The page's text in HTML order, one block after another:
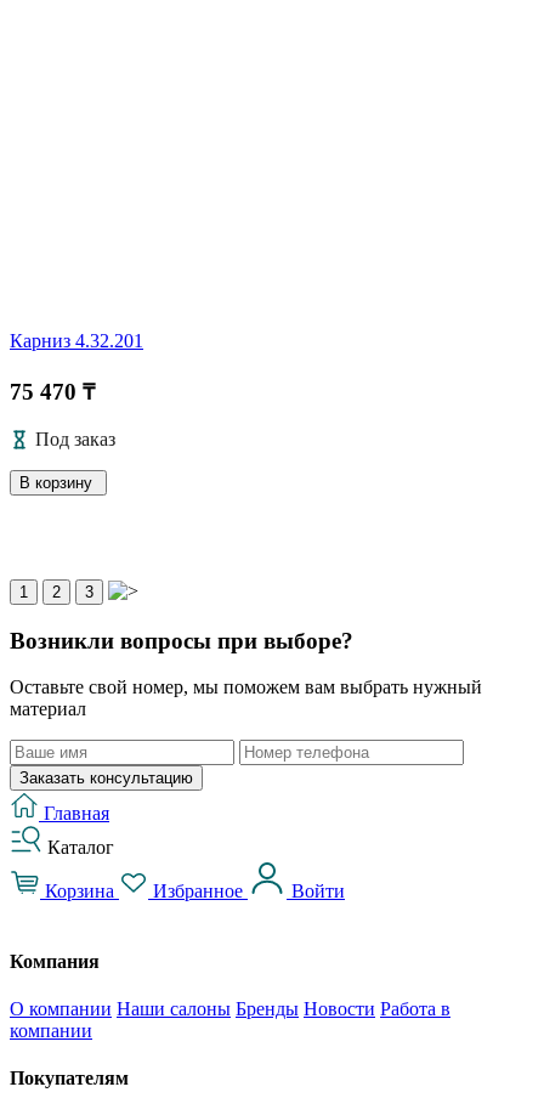
Карниз 4.32.201
75 470 ₸
Под заказ
В корзину
1 2 3
Возникли вопросы при выборе?
Оставьте свой номер, мы поможем вам выбрать нужный
материал
Заказать консультацию
Главная
Каталог
Корзина Избранное Войти
Компания
О компании Наши салоны Бренды Новости Работа в
компании
Покупателям